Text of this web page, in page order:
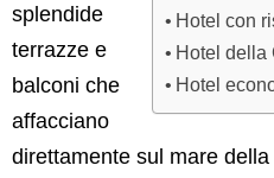
Hotel con
Hotel della
Hotel
splendide
terrazze e
balconi che
affacciano
direttamente sul mare